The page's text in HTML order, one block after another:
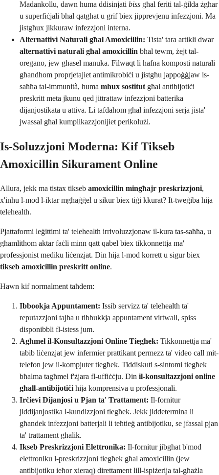
Madankollu, dawn huma ddisinjati biss għal feriti tal-ġilda żgħar
u superfiċjali bħal qatgħat u grif biex jipprevjenu infezzjoni. Ma
jistgħux jikkuraw infezzjoni interna.
Alternattivi Naturali għal Amoxicillin: Tista' tara artikli dwar
alternattivi naturali għal amoxicillin bħal tewm, żejt tal-
oregano, jew għasel manuka. Filwaqt li ħafna komposti naturali
għandhom proprjetajiet antimikrobiċi u jistgħu jappoġġjaw is-
saħħa tal-immunità, huma mhux sostitut għal antibijotiċi
preskritt meta jkunu qed jittrattaw infezzjoni batterika
dijanjostikata u attiva. Li tafdahom għal infezzjoni serja jista'
jwassal għal kumplikazzjonijiet perikolużi.
Is-Soluzzjoni Moderna: Kif Tikseb
Amoxicillin Sikurament Online
Allura, jekk ma tistax tikseb amoxicillin mingħajr preskrizzjoni,
x'inhu l-mod l-iktar mgħaġġel u sikur biex tiġi kkurat? It-tweġiba hija
telehealth.
Pjattaformi leġittimi ta' telehealth irrivoluzzjonaw il-kura tas-saħħa, u
għamlithom aktar faċli minn qatt qabel biex tikkonnettja ma'
professjonist mediku liċenzjat. Din hija l-mod korrett u sigur biex
tikseb amoxicillin preskritt online.
Hawn kif normalment taħdem:
Ibbookja Appuntament: Issib servizz ta' telehealth ta'
reputazzjoni tajba u tibbukkja appuntament virtwali, spiss
disponibbli fl-istess jum.
Agħmel il-Konsultazzjoni Online Tiegħek: Tikkonnettja ma'
tabib liċenzjat jew infermier prattikant permezz ta' video call mit-
telefon jew il-kompjuter tiegħek. Tiddiskuti s-sintomi tiegħek
bħalma tagħmel f'żjara fl-uffiċċju. Din il-konsultazzjoni online
għall-antibijotiċi hija komprensiva u professjonali.
Irċievi Dijanjosi u Pjan ta' Trattament: Il-fornitur
jiddijanjostika l-kundizzjoni tiegħek. Jekk jiddetermina li
għandek infezzjoni batterjali li teħtieġ antibijotiku, se jfassal pjan
ta' trattament għalik.
Ikseb Preskrizzjoni Elettronika: Il-fornitur jibgħat b'mod
elettroniku l-preskrizzjoni tiegħek għal amoxicillin (jew
antibijotiku ieħor xieraq) direttament lill-ispiżerija tal-għażla